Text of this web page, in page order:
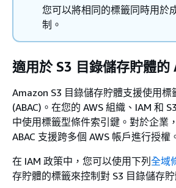
您可以將相同的標籤同時用於
制。
適用於 S3 目錄儲存貯體的
Amazon S3 目錄儲存貯體支援使用標
(ABAC)。在您的 AWS 組織、IAM 和
中使用標籤型條件索引鍵。對於企業
ABAC 支援跨多個 AWS 帳戶進行授權
在 IAM 政策中，您可以使用下列全域
存貯體的標籤來控制對 S3 目錄儲存貯